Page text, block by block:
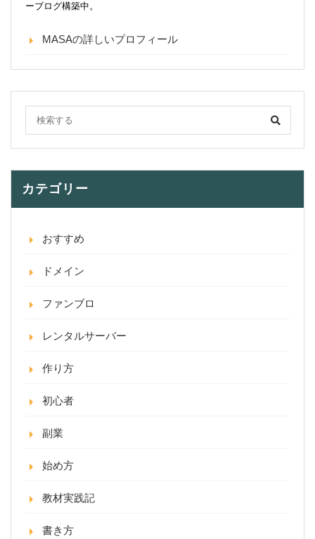
ーブログ構築中。
MASAの詳しいプロフィール
カテゴリー
おすすめ
ドメイン
ファンブロ
レンタルサーバー
作り方
初心者
副業
始め方
教材実践記
書き方